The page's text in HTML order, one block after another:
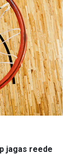
jagas reede